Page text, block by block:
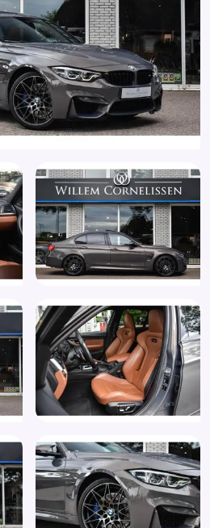
met
(6NW)
ontvangst incl. DAB+ (654)
(488)
bestuurdersstoel met
(459)
(16 luidsprekers) 600 watt